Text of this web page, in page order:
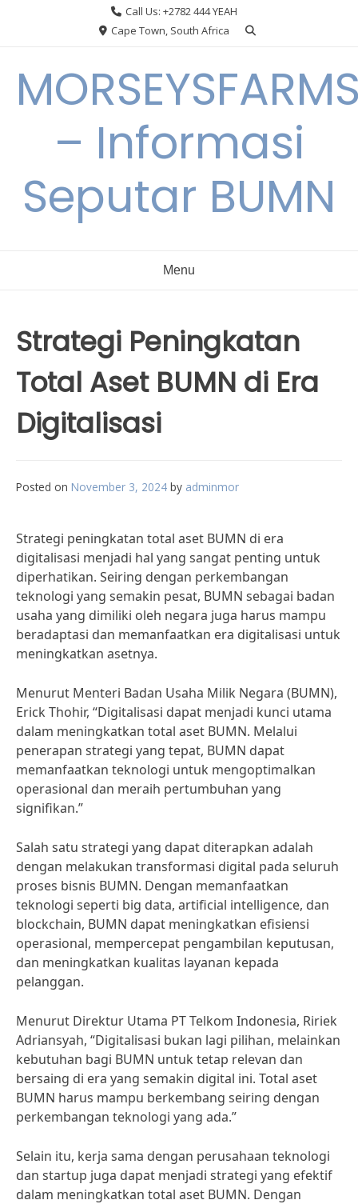
Call Us: +2782 444 YEAH
Cape Town, South Africa
– Informasi
Seputar BUMN
Menu
Strategi Peningkatan
Total Aset BUMN di Era
Digitalisasi
Posted on November 3, 2024 by adminmor
Strategi peningkatan total aset BUMN di era
digitalisasi menjadi hal yang sangat penting untuk
diperhatikan. Seiring dengan perkembangan
teknologi yang semakin pesat, BUMN sebagai badan
usaha yang dimiliki oleh negara juga harus mampu
beradaptasi dan memanfaatkan era digitalisasi untuk
meningkatkan asetnya.
Menurut Menteri Badan Usaha Milik Negara (BUMN),
Erick Thohir, “Digitalisasi dapat menjadi kunci utama
dalam meningkatkan total aset BUMN. Melalui
penerapan strategi yang tepat, BUMN dapat
memanfaatkan teknologi untuk mengoptimalkan
operasional dan meraih pertumbuhan yang
signifikan.”
Salah satu strategi yang dapat diterapkan adalah
dengan melakukan transformasi digital pada seluruh
proses bisnis BUMN. Dengan memanfaatkan
teknologi seperti big data, artificial intelligence, dan
blockchain, BUMN dapat meningkatkan efisiensi
operasional, mempercepat pengambilan keputusan,
dan meningkatkan kualitas layanan kepada
pelanggan.
Menurut Direktur Utama PT Telkom Indonesia, Ririek
Adriansyah, “Digitalisasi bukan lagi pilihan, melainkan
kebutuhan bagi BUMN untuk tetap relevan dan
bersaing di era yang semakin digital ini. Total aset
BUMN harus mampu berkembang seiring dengan
perkembangan teknologi yang ada.”
Selain itu, kerja sama dengan perusahaan teknologi
dan startup juga dapat menjadi strategi yang efektif
dalam meningkatkan total aset BUMN. Dengan